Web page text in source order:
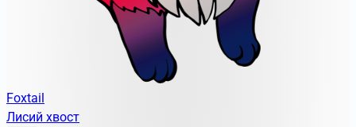
Foxtail
Лисий хвост